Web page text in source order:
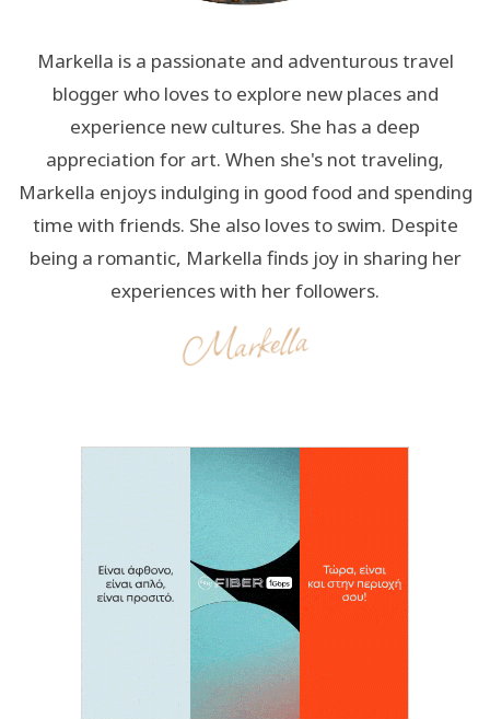
Markella is a passionate and adventurous travel
blogger who loves to explore new places and
experience new cultures. She has a deep
appreciation for art. When she's not traveling,
Markella enjoys indulging in good food and spending
time with friends. She also loves to swim. Despite
being a romantic, Markella finds joy in sharing her
experiences with her followers.